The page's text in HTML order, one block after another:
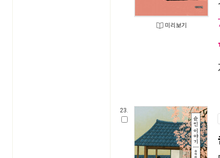
미리보기
23.